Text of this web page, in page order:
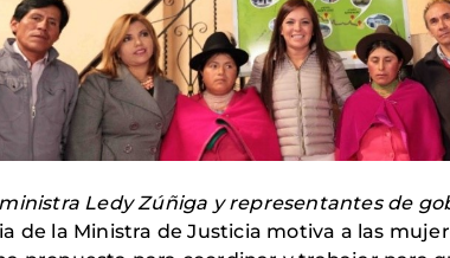
Ledy Zúñiga y representantes de
de la Ministra de Justicia motiva a las